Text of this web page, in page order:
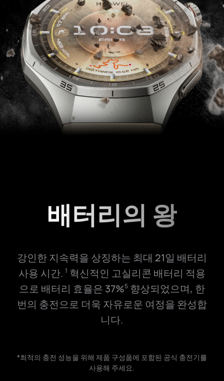
배터리의 왕
강인한 지속력을 상징하는 최대 21일 배터리
사용 시간. 1 혁신적인 고실리콘 배터리 적용
으로 배터리 효율은 37%5향상되었으며, 한
번의 충전으로 더욱 자유로운 여정을 완성합
니다.
*최적의 충전 성능을 위해 제품 구성품에 포함된 공식 충전기를
사용해 주세요.